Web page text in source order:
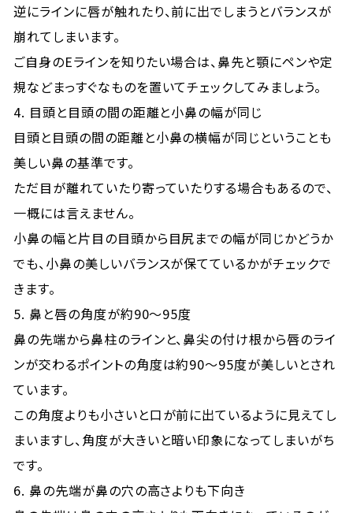
逆にラインに唇が触れたり、前に出でしまうとバランスが
崩れてしまいます。
ご自身のEラインを知りたい場合は、鼻先と顎にペンや定
規などまっすぐなものを置いてチェックしてみましょう。
4. 目頭と目頭の間の距離と小鼻の幅が同じ
目頭と目頭の間の距離と小鼻の横幅が同じということも
美しい鼻の基準です。
ただ目が離れていたり寄っていたりする場合もあるので、
一概には言えません。
小鼻の幅と片目の目頭から目尻までの幅が同じかどうか
でも、小鼻の美しいバランスが保てているかがチェックで
きます。
5. 鼻と唇の角度が約90〜95度
鼻の先端から鼻柱のラインと、鼻尖の付け根から唇のライ
ンが交わるポイントの角度は約90〜95度が美しいとされ
ています。
この角度よりも小さいと口が前に出ているように見えてし
まいますし、角度が大きいと暗い印象になってしまいがち
です。
6. 鼻の先端が鼻の穴の高さよりも下向き